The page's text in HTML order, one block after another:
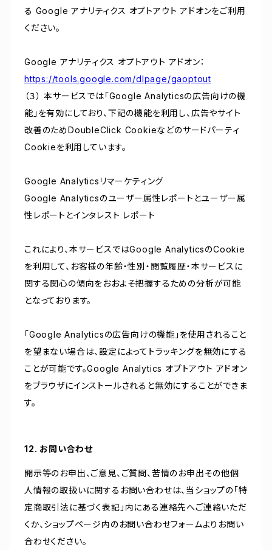
る Google アナリティクス オプトアウト アドオンをご利用
ください。
Google アナリティクス オプトアウト アドオン：
https://tools.google.com/dlpage/gaoptout
（３） 本サービスでは「Google Analyticsの広告向けの機
能」を有効にしており、下記の機能を利用し、広告やサイト
改善のためDoubleClick Cookieなどのサードパーティ
Cookieを利用しています。
Google Analyticsリマーケティング
Google Analyticsのユーザー属性レポートとユーザー属
性レポートとインタレスト レポート
これにより、本サービスではGoogle AnalyticsのCookie
を利用して、お客様の年齢・性別・閲覧履歴・本サービスに
関する関心の傾向をおおよそ把握するための分析が可能
となっております。
「Google Analyticsの広告向けの機能」を使用されること
を望まない場合は、設定によってトラッキングを無効にする
ことが可能です。Google Analytics オプトアウト アドオン
をブラウザにインストールされると無効にすることができま
す。
12. お問い合わせ
開示等のお申出、ご意見、ご質問、苦情のお申出その他個
人情報の取扱いに関するお問い合わせは、当ショップの「特
定商取引法に基づく表記」内にある連絡先へご連絡いただ
くか、ショップページ内のお問い合わせフォームよりお問い
合わせください。